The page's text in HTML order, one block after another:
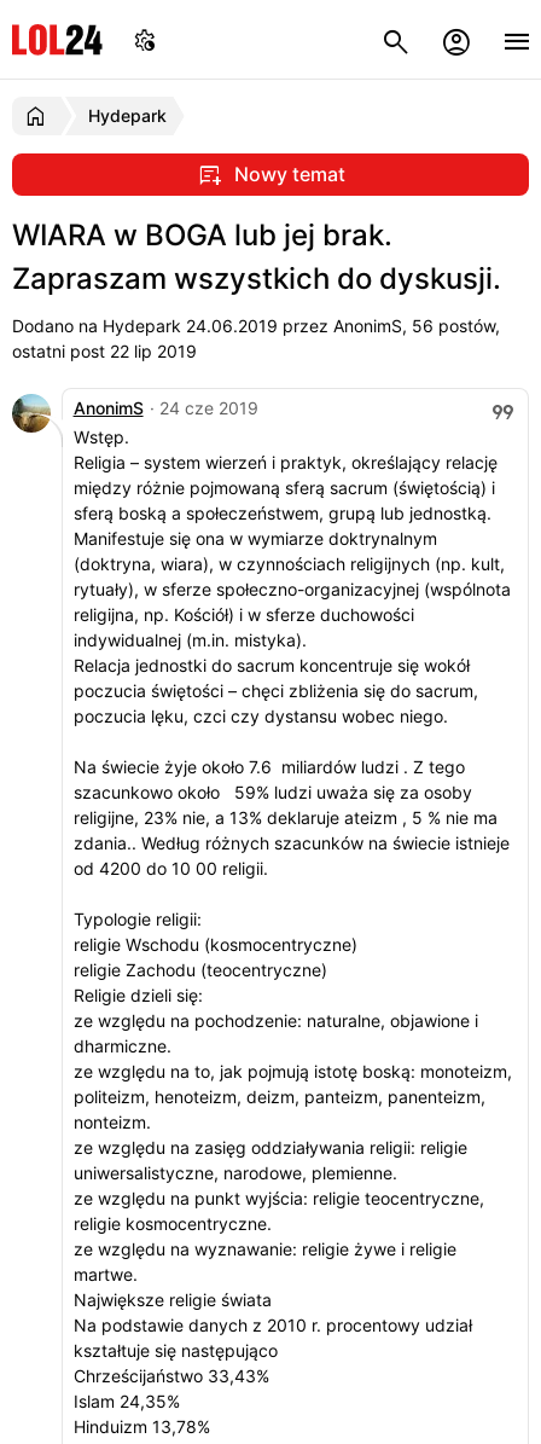
Hydepark
Nowy temat
WIARA w BOGA lub jej brak.
Zapraszam wszystkich do dyskusji.
Dodano na Hydepark 24.06.2019 przez AnonimS, 56 postów,
ostatni post 22 lip 2019
AnonimS · 24 cze 2019
Wstęp.
Religia – system wierzeń i praktyk, określający relację
między różnie pojmowaną sferą sacrum (świętością) i
sferą boską a społeczeństwem, grupą lub jednostką.
Manifestuje się ona w wymiarze doktrynalnym
(doktryna, wiara), w czynnościach religijnych (np. kult,
rytuały), w sferze społeczno-organizacyjnej (wspólnota
religijna, np. Kościół) i w sferze duchowości
indywidualnej (m.in. mistyka).
Relacja jednostki do sacrum koncentruje się wokół
poczucia świętości – chęci zbliżenia się do sacrum,
poczucia lęku, czci czy dystansu wobec niego.
Na świecie żyje około 7.6 miliardów ludzi . Z tego
szacunkowo około 59% ludzi uważa się za osoby
religijne, 23% nie, a 13% deklaruje ateizm , 5 % nie ma
zdania.. Według różnych szacunków na świecie istnieje
od 4200 do 10 00 religii.
Typologie religii:
religie Wschodu (kosmocentryczne)
religie Zachodu (teocentryczne)
Religie dzieli się:
ze względu na pochodzenie: naturalne, objawione i
dharmiczne.
ze względu na to, jak pojmują istotę boską: monoteizm,
politeizm, henoteizm, deizm, panteizm, panenteizm,
nonteizm.
ze względu na zasięg oddziaływania religii: religie
uniwersalistyczne, narodowe, plemienne.
ze względu na punkt wyjścia: religie teocentryczne,
religie kosmocentryczne.
ze względu na wyznawanie: religie żywe i religie
martwe.
Największe religie świata
Na podstawie danych z 2010 r. procentowy udział
kształtuje się następująco
Chrześcijaństwo 33,43%
Islam 24,35%
Hinduizm 13,78%